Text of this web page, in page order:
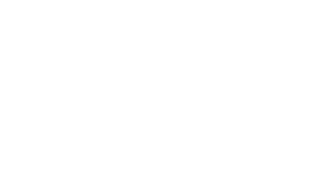
площадок
для площадок